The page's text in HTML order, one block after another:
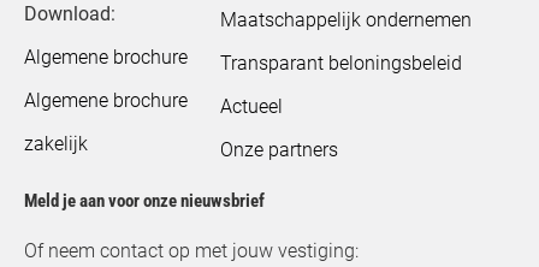
Download:
Algemene brochure
Algemene brochure
zakelijk
Maatschappelijk ondernemen
Transparant beloningsbeleid
Actueel
Onze partners
Meld je aan voor onze nieuwsbrief
Of neem contact op met jouw vestiging: